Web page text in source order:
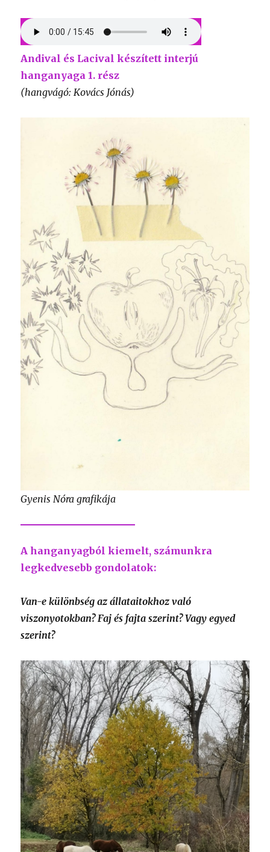
Andival és Lacival készített interjú
hanganyaga 1. rész
(hangvágó: Kovács Jónás)
Gyenis Nóra grafikája
A hanganyagból kiemelt, számunkra
legkedvesebb gondolatok:
Van-e különbség az állataitokhoz való
viszonyotokban? Faj és fajta szerint? Vagy egyed
szerint?